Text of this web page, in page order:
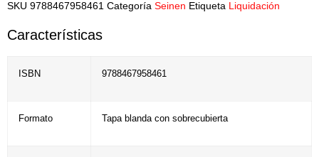
SKU 9788467958461 Categoría Seinen Etiqueta Liquidación
Características
ISBN 9788467958461
Formato Tapa blanda con sobrecubierta